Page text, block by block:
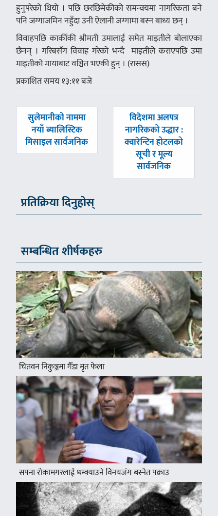
हुनुपरेको थियो । पछि छरछिमेकीको समन्वयमा नागरिकता बने
पनि जग्गाजमिन नहुँदा उनी ऐलानी जग्गामा बस्न बाध्य छन् ।
विवाहपछि कार्कीकी श्रीमती उमालाई समेत माइतीले बोलाएका
छैनन् । गरिबसँग विवाह गरेको भन्दै माइतीले कराएपछि उमा
माइतीको मायाबाट वञ्चित भएकी हुन् । (रासस)
प्रकाशित समय १३:११ बजे
पछिल्लाे
सुलेमानीको नाममा
नयाँ ब्यालिस्टिक
मिसाइल सार्वजनिक
अघिल्लाे
-
विदेशमा अलपत्र
नागरिकको उद्धार :
क्वारेन्टिन होटलको
सूची र मूल्य
सार्वजनिक
प्रतिक्रिया दिनुहोस्
सम्बन्धित शीर्षकहरु
चितवन निकुञ्जमा गैँडा मृत फेला
सपना रोकामगरलाई धम्क्याउने विनयजंग बस्नेत पक्राउ